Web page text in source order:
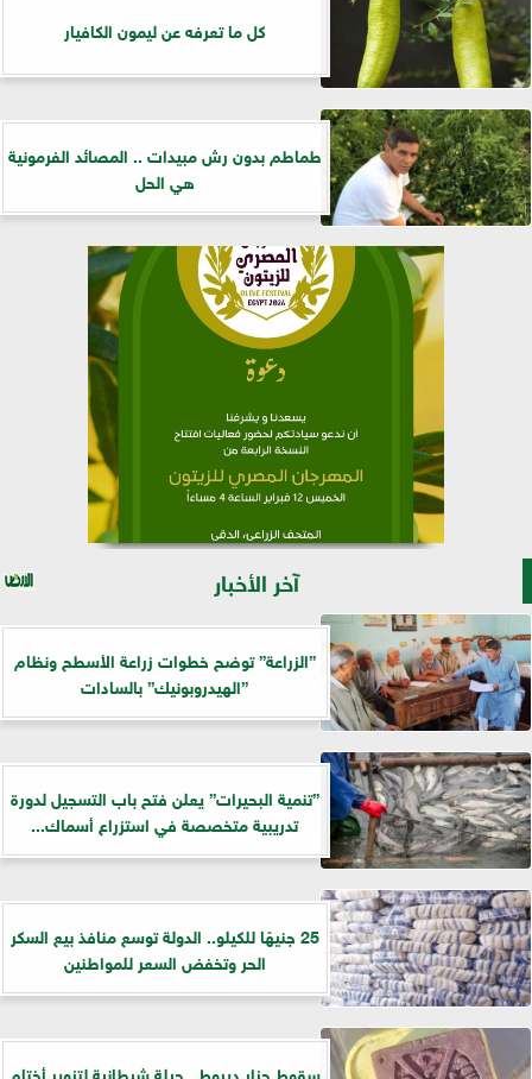
كل ما تعرفه عن ليمون الكافيار
طماطم بدون رش مبيدات .. المصائد الفرمونية
هي الحل
آخر الأخبار
”الزراعة” توضح خطوات زراعة الأسطح ونظام
”الهيدروبونيك” بالسادات
”تنمية البحيرات” يعلن فتح باب التسجيل لدورة
تدريبية متخصصة في استزراع أسماك...
25 جنيهًا للكيلو.. الدولة توسع منافذ بيع السكر
الحر وتخفض السعر للمواطنين
سقوط جزار ديروط.. حيلة شيطانية لتزوير أختام